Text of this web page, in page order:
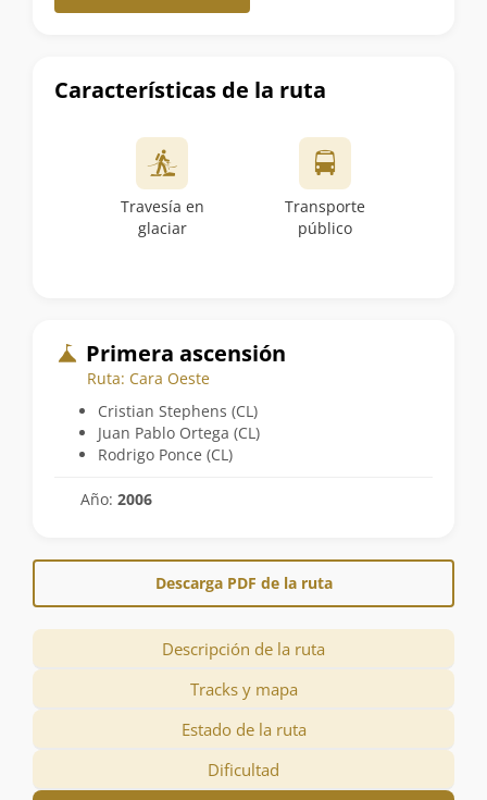
Características de la ruta
Travesía en
glaciar
Transporte
público
Primera ascensión
Ruta: Cara Oeste
Cristian Stephens (CL)
Juan Pablo Ortega (CL)
Rodrigo Ponce (CL)
Año: 2006
Descarga PDF de la ruta
Descripción de la ruta
Tracks y mapa
Estado de la ruta
Dificultad